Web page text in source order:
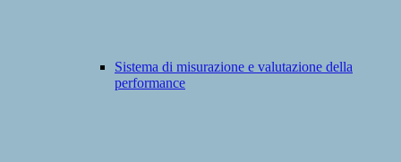
Sistema di misurazione e valutazione della
performance